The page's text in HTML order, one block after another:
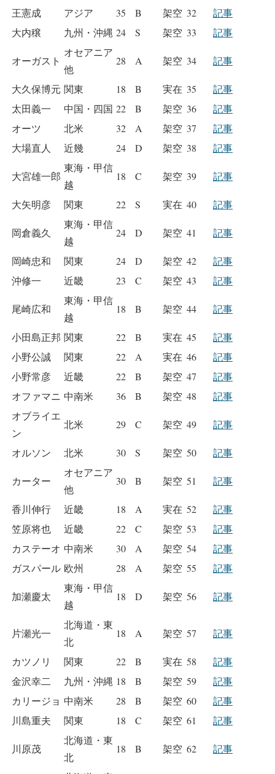
王憲成 アジア 35 B 架空 32
記事
大内穣
九州・沖縄 24 S 架空 33 記事
オーガスト
オセアニア
他
28 A 架空 34 記事
大久保博元 関東 18 B 実在 35
記事
太田義一
中国・四国 22 B 架空 36
記事
オーツ
北米 32 A 架空 37
記事
大場直人
近幾 24 D 架空 38 記事
大宮雄一郎
東海・甲信
越
18 C 架空 39 記事
大矢明彦 関東 22 S 実在 40 記事
岡倉義久
東海・甲信
越
24 D 架空 41 記事
岡崎忠和 関東 24 D 架空 42
記事
沖修一
近畿 23 C 架空 43 記事
尾崎広和
東海・甲信
越
18 B 架空 44 記事
小田島正邦 関東 22 B 実在 45
記事
小野公誠
関東 22 A 実在 46
記事
小野常彦
近畿 22 B 架空 47
記事
オファマニ 中南米 36 B 架空 48
記事
オブライエ
ン
北米 29 C 架空 49 記事
オルソン 北米 30 S 架空 50 記事
カーター
オセアニア
他
30 B 架空 51 記事
香川伸行 近畿 18 A 実在 52
記事
笠原将也
近畿 22 C 架空 53
記事
カステーオ 中南米 30 A 架空 54
記事
ガスパール 欧州 28 A 架空 55 記事
加瀬慶太
東海・甲信
越
18 D 架空 56 記事
片瀬光一
北海道・東
北
18 A 架空 57 記事
カツノリ 関東 22 B 実在 58
記事
金沢幸二
九州・沖縄 18 B 架空 59
記事
カリージョ 中南米 28 B 架空 60
記事
川島重夫
関東 18 C 架空 61 記事
川原茂
北海道・東
北
18 B 架空 62 記事